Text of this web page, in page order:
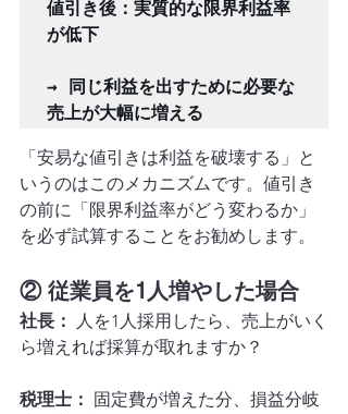
値引き後：実質的な限界利益率
が低下
→ 同じ利益を出すために必要な
「安易な値引きは利益を破壊する」と
いうのはこのメカニズムです。値引き
の前に「限界利益率がどう変わるか」
を必ず試算することをお勧めします。
② 従業員を1人増やした場合
社長：
人を1人採用したら、売上がいく
ら増えれば採算が取れますか？
税理士： 固定費が増えた分、損益分岐